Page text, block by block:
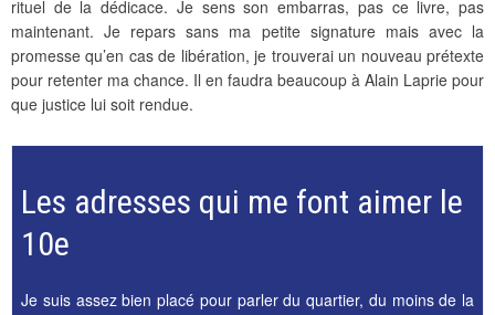
rituel de la dédicace. Je sens son embarras, pas ce livre, pas
maintenant. Je repars sans ma petite signature mais avec la
promesse qu’en cas de libération, je trouverai un nouveau prétexte
pour retenter ma chance. Il en faudra beaucoup à Alain Laprie pour
que justice lui soit rendue.
Les adresses qui me font aimer le
10e
Je suis assez bien placé pour parler du quartier, du moins de la